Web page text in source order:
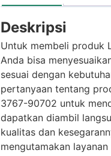
Deskripsi
Untuk membeli produk
Anda bisa
sesuai dengan
pertanyaan tentang
3767-90702 untuk
dapatkan diambil
kualitas dan
mengutamakan